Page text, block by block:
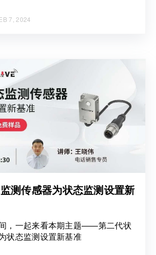
7, 2024
测传感器为状态监测设置新
，一起来看本期主题——第二代状
状态监测设置新基准